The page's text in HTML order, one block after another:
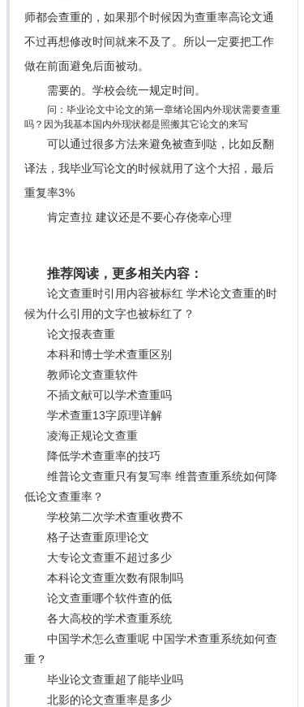
师都会查重的，如果那个时候因为查重率高论文通
不过再想修改时间就来不及了。所以一定要把工作
做在前面避免后面被动。
需要的。学校会统一规定时间。
问：毕业论文中论文的第一章绪论国内外现状需要查重
吗？因为我基本国内外现状都是照搬其它论文的来写
可以通过很多方法来避免被查到哒，比如反翻
译法，我毕业写论文的时候就用了这个大招，最后
重复率3%
肯定查拉 建议还是不要心存侥幸心理
推荐阅读，更多相关内容：
论文查重时引用内容被标红 学术论文查重的时
候为什么引用的文字也被标红了？
论文报表查重
本科和博士学术查重区别
教师论文查重软件
不插文献可以学术查重吗
学术查重13字原理详解
凌海正规论文查重
降低学术查重率的技巧
维普论文查重只有复写率 维普查重系统如何降
低论文查重率？
学校第二次学术查重收费不
格子达查重原理论文
大专论文查重不超过多少
本科论文查重次数有限制吗
论文查重哪个软件查的低
各大高校的学术查重系统
中国学术怎么查重呢 中国学术查重系统如何查
重？
毕业论文查重超了能毕业吗
北影的论文查重率是多少